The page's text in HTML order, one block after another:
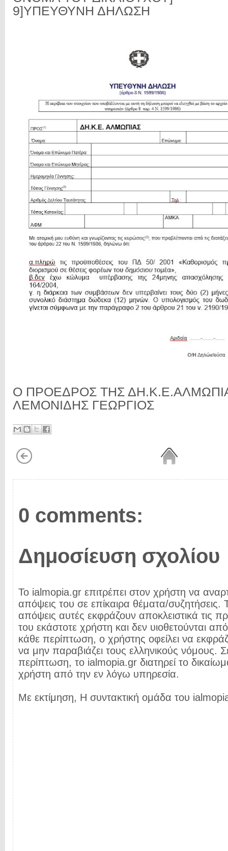
9]ΥΠΕΥΘΥΝΗ ΔΗΛΩΣΗ
Ο ΠΡΟΕΔΡΟΣ ΤΗΣ
ΛΕΜΟΝΙΔΗΣ ΓΕΩΡΓΙΟΣ
0 comments:
Δημοσίευση σχολίου
Το ialmopia.gr επιτρέπει στον χρήστη να
απόψεις του σε επίκαιρα θέματα/συζητήσεις.
απόψεις αυτές εκφράζουν αποκλειστικά τις
του εκάστοτε χρήστη και δεν υιοθετούνται
κάθε περίπτωση, ο χρήστης οφείλει να
να μην παραβιάζει τους ελληνικούς νόμους.
περίπτωση, το ialmopia.gr διατηρεί το
χρήστη από την εν λόγω υπηρεσία.
Με εκτίμηση, Η συντακτική ομάδα του